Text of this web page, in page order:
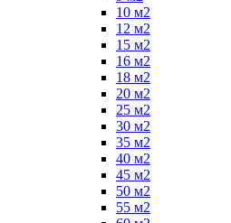
10 м2
12 м2
15 м2
16 м2
18 м2
20 м2
25 м2
30 м2
35 м2
40 м2
45 м2
50 м2
55 м2